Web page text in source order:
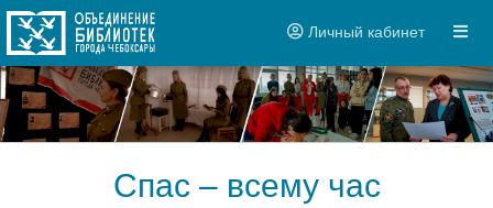
Личный кабинет
Спас – всему час